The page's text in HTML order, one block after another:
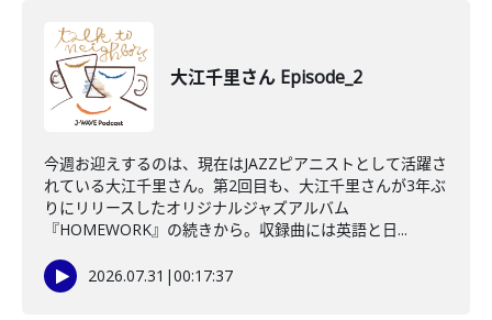
大江千里さん Episode_2
今週お迎えするのは、現在はJAZZピアニストとして活躍さ
れている大江千里さん。第2回目も、大江千里さんが3年ぶ
りにリリースしたオリジナルジャズアルバム
『HOMEWORK』の続きから。収録曲には英語と日...
2026.07.31 |00:17:37